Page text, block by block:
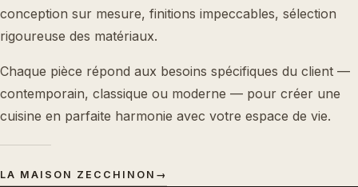
conception sur mesure, finitions impeccables, sélection
rigoureuse des matériaux.
Chaque pièce répond aux besoins spécifiques du client —
contemporain, classique ou moderne — pour créer une
cuisine en parfaite harmonie avec votre espace de vie.
LA MAISON ZECCHINON →